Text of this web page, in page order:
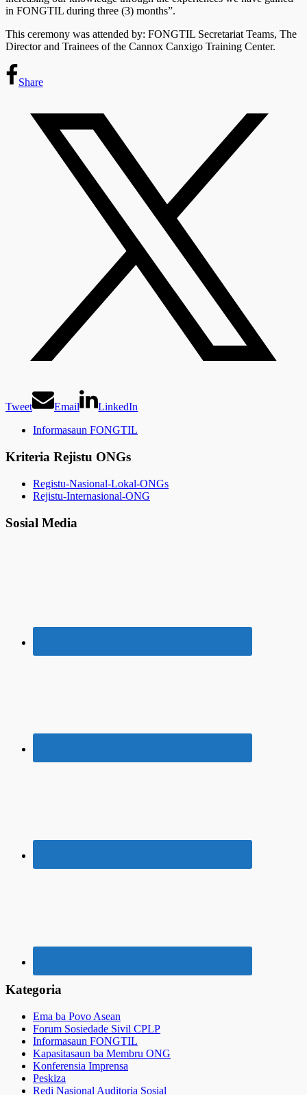
in FONGTIL during three (3) months”.
This ceremony was attended by: FONGTIL Secretariat Teams, The
Director and Trainees of the Cannox Canxigo Training Center.
Share
Tweet Email
LinkedIn
Informasaun FONGTIL
Kriteria Rejistu ONGs
Registu-Nasional-Lokal-ONGs
Rejistu-Internasional-ONG
Sosial Media
Kategoria
Ema ba Povo Asean
Forum Sosiedade Sivil CPLP
Informasaun FONGTIL
Kapasitasaun ba Membru ONG
Konferensia Imprensa
Peskiza
Redi Nasional Auditoria Sosial